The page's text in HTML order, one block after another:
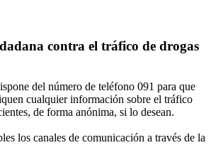
contra el tráfico de drogas
del número de teléfono 091 para que
cualquier información sobre el tráfico
de forma anónima, si lo desean.
los canales de comunicación a través de la